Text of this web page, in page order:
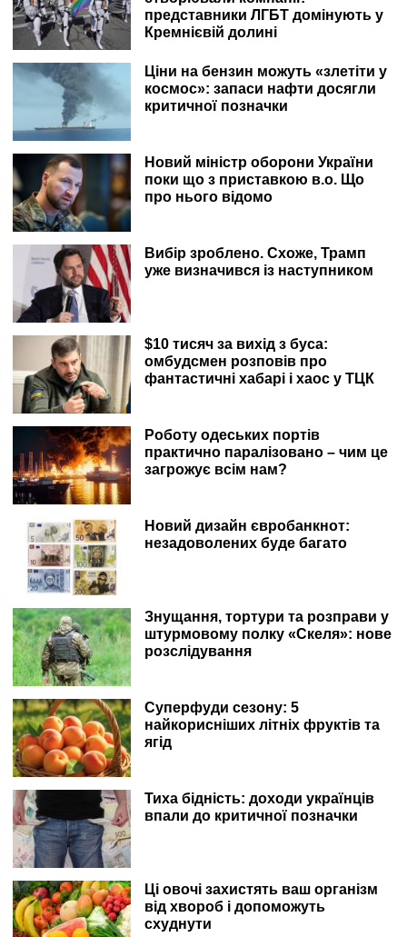
представники ЛГБТ домінують у
Кремнієвій долині
Ціни на бензин можуть «злетіти у
космос»: запаси нафти досягли
критичної позначки
Новий міністр оборони України
поки що з приставкою в.о. Що
про нього відомо
Вибір зроблено. Схоже, Трамп
уже визначився із наступником
$10 тисяч за вихід з буса:
омбудсмен розповів про
фантастичні хабарі і хаос у ТЦК
Роботу одеських портів
практично паралізовано – чим це
загрожує всім нам?
Новий дизайн євробанкнот:
незадоволених буде багато
Знущання, тортури та розправи у
штурмовому полку «Скеля»: нове
розслідування
Суперфуди сезону: 5
найкорисніших літніх фруктів та
ягід
Тиха бідність: доходи українців
впали до критичної позначки
Ці овочі захистять ваш організм
від хвороб і допоможуть
схуднути